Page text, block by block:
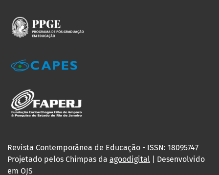
Revista Contemporânea de Educação - ISSN: 18095747
Projetado pelos Chimpas da agoodigital | Desenvolvido
em OJS